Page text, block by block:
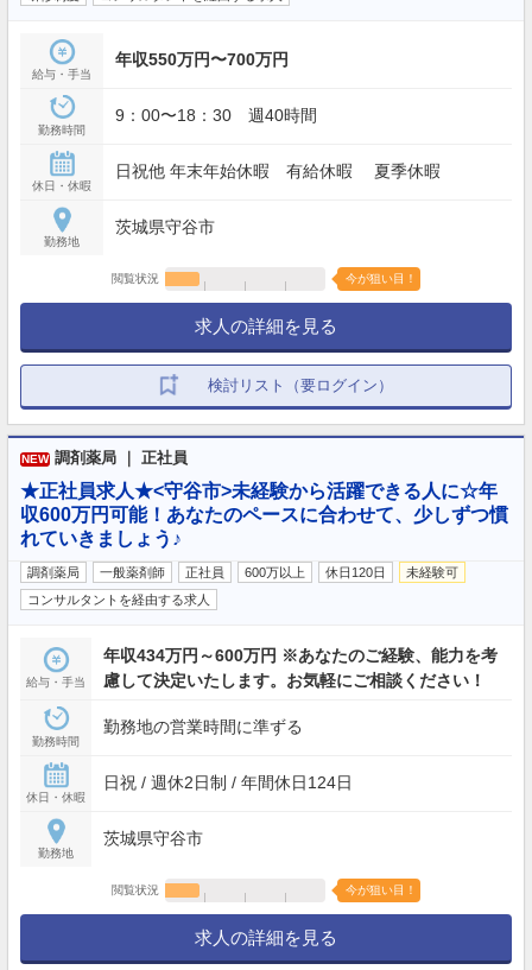
給与・手当
年収550万円〜700万円
勤務時間
9：00〜18：30 週40時間
休日・休暇
日祝他 年末年始休暇 有給休暇 夏季休暇
勤務地
茨城県守谷市
閲覧状況 今が狙い目！
求人の詳細を見る
検討リスト（要ログイン）
NEW 調剤薬局 ｜ 正社員
★正社員求人★<守谷市>未経験から活躍できる人に☆年
収600万円可能！あなたのペースに合わせて、少しずつ慣
れていきましょう♪
調剤薬局 一般薬剤師 正社員 600万以上 休日120日
未経験可
コンサルタントを経由する求人
給与・手当
年収434万円～600万円 ※あなたのご経験、能力を考
慮して決定いたします。お気軽にご相談ください！
勤務時間
勤務地の営業時間に準ずる
休日・休暇
日祝 / 週休2日制 / 年間休日124日
勤務地
茨城県守谷市
閲覧状況 今が狙い目！
求人の詳細を見る